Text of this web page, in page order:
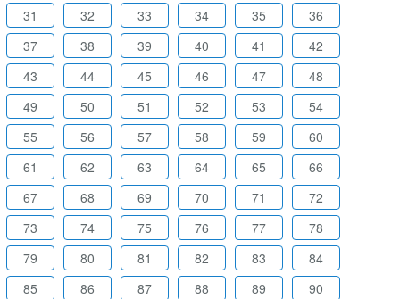
31
32 33 34 35
36
37
38 39 40 41
42
43
44 45 46 47
48
49
50 51 52 53
54
55
56 57 58 59
60
61
62 63 64 65
66
67
68 69 70 71
72
73
74 75 76 77
78
79
80 81 82 83
84
85
86 87 88 89
90